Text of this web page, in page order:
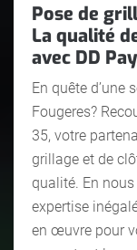
Pose de
La qualité
avec DD
En quête d’une
Fougeres?
35, votre
grillage et de
qualité. En
expertise
en œuvre pour